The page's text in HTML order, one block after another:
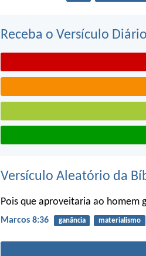
Receba o Versículo Diário
Versículo Aleatório da
Pois que aproveitaria ao homem
Marcos 8:36 ganância materialismo